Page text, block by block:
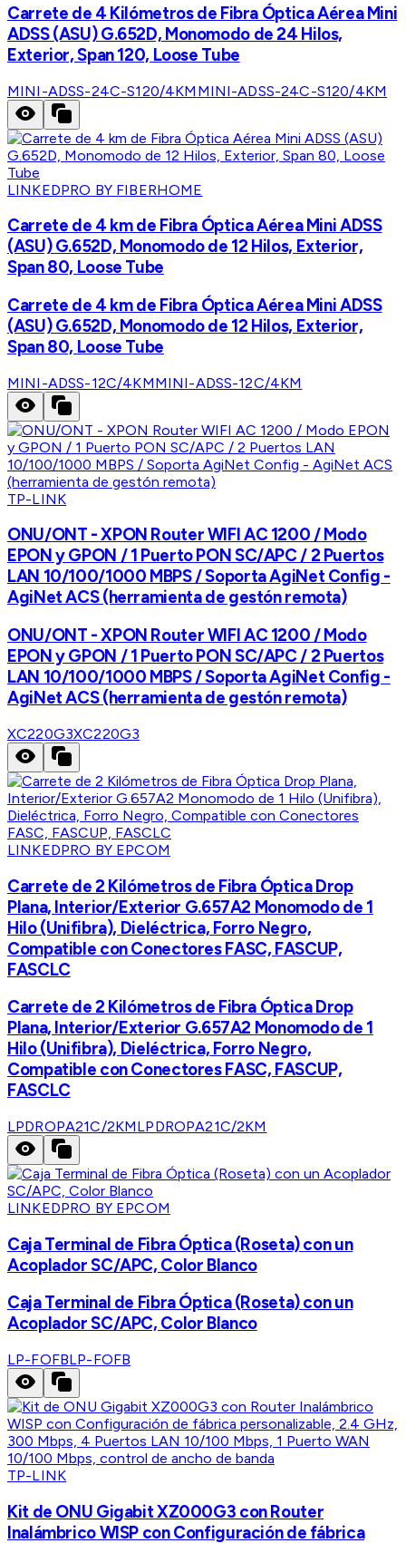
Carrete de 4 Kilómetros de Fibra Óptica Aérea Mini
ADSS (ASU) G.652D, Monomodo de 24 Hilos,
Exterior, Span 120, Loose Tube
MINI-ADSS-24C-S120/4KM MINI-ADSS-24C-S120/4KM
LINKEDPRO BY FIBERHOME
Carrete de 4 km de Fibra Óptica Aérea Mini ADSS
(ASU) G.652D, Monomodo de 12 Hilos, Exterior,
Span 80, Loose Tube
Carrete de 4 km de Fibra Óptica Aérea Mini ADSS
(ASU) G.652D, Monomodo de 12 Hilos, Exterior,
Span 80, Loose Tube
MINI-ADSS-12C/4KMMINI-ADSS-12C/4KM
TP-LINK
ONU/ONT - XPON Router WIFI AC 1200 / Modo
EPON y GPON / 1 Puerto PON SC/APC / 2 Puertos
LAN 10/100/1000 MBPS / Soporta AgiNet Config -
AgiNet ACS (herramienta de gestón remota)
ONU/ONT - XPON Router WIFI AC 1200 / Modo
EPON y GPON / 1 Puerto PON SC/APC / 2 Puertos
LAN 10/100/1000 MBPS / Soporta AgiNet Config -
AgiNet ACS (herramienta de gestón remota)
XC220G3XC220G3
LINKEDPRO BY EPCOM
Carrete de 2 Kilómetros de Fibra Óptica Drop
Plana, Interior/Exterior G.657A2 Monomodo de 1
Hilo (Unifibra), Dieléctrica, Forro Negro,
Compatible con Conectores FASC, FASCUP,
FASCLC
Carrete de 2 Kilómetros de Fibra Óptica Drop
Plana, Interior/Exterior G.657A2 Monomodo de 1
Hilo (Unifibra), Dieléctrica, Forro Negro,
Compatible con Conectores FASC, FASCUP,
FASCLC
LPDROPA21C/2KMLPDROPA21C/2KM
LINKEDPRO BY EPCOM
Caja Terminal de Fibra Óptica (Roseta) con un
Acoplador SC/APC, Color Blanco
Caja Terminal de Fibra Óptica (Roseta) con un
Acoplador SC/APC, Color Blanco
LP-FOFBLP-FOFB
TP-LINK
Kit de ONU Gigabit XZ000G3 con Router
Inalámbrico WISP con Configuración de fábrica